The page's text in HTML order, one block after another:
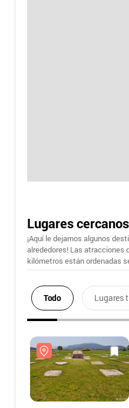
Lugares cercanos
¡Aquí le dejamos algunos
alrededores! Las atracciones
kilómetros están ordenadas
Todo Lugares